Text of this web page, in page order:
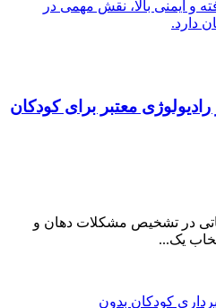
معتبر برای کودکان
در تشخیص مشکلات دهان و
یک...